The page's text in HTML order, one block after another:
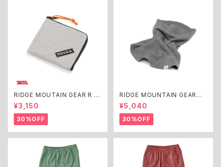
RIDGE MOUTAIN GEAR R ZI
P WLT
¥3,150
30%OFF
RIDGE MOUNTAIN GEAR
Grid Merino Long Neck Gai
ter
¥5,040
30%OFF